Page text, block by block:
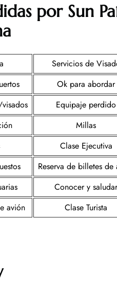
por Sun
Servicios de
Ok para abordar
Equipaje perdido
Millas
Clase Ejecutiva
Reserva de billetes de
Conocer y saludar
avión
Clase Turista